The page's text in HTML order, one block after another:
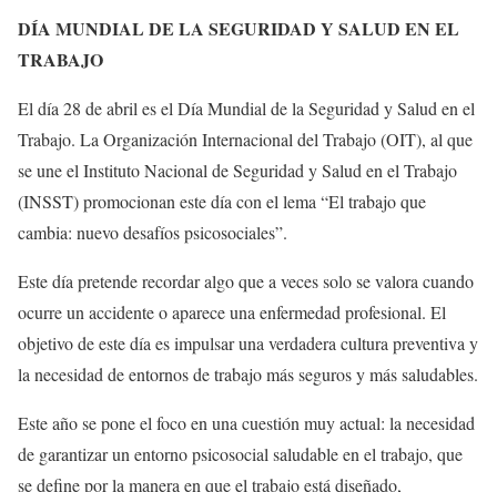
DÍA MUNDIAL DE LA SEGURIDAD Y SALUD EN EL
TRABAJO
El día 28 de abril es el Día Mundial de la Seguridad y Salud en el
Trabajo. La Organización Internacional del Trabajo (OIT), al que
se une el Instituto Nacional de Seguridad y Salud en el Trabajo
(INSST) promocionan este día con el lema “El trabajo que
cambia: nuevo desafíos psicosociales”.
Este día pretende recordar algo que a veces solo se valora cuando
ocurre un accidente o aparece una enfermedad profesional. El
objetivo de este día es impulsar una verdadera cultura preventiva y
la necesidad de entornos de trabajo más seguros y más saludables.
Este año se pone el foco en una cuestión muy actual: la necesidad
de garantizar un entorno psicosocial saludable en el trabajo, que
se define por la manera en que el trabajo está diseñado,